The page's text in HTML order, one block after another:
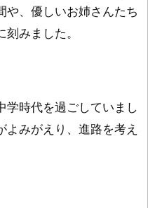
や、優しいお姉さんたち
みました。
学時代を過ごしていまし
よみがえり、進路を考え